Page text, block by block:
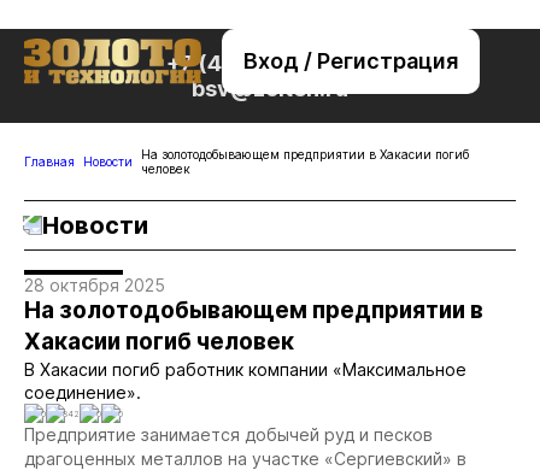
Вход / Регистрация
+7 (495) 221-76-32
bsv@zolteh.ru
Главная Новости
На золотодобывающем предприятии в Хакасии погиб
человек
Новости
28 октября 2025
На золотодобывающем предприятии в
Хакасии погиб человек
В Хакасии погиб работник компании «Максимальное
соединение».
0 842 0 0
Предприятие занимается добычей руд и песков
драгоценных металлов на участке «Сергиевский» в